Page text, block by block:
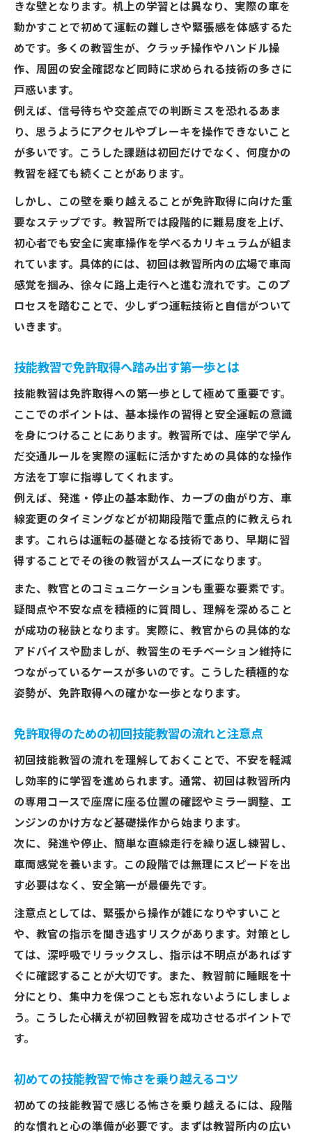
主婦目線で学ぶ教習所の日常と免許取得の
コツ
運転初心者が教習所で得た免許取得の知恵
40代からの免許取得リアル体験に学ぶ安心法
40代の免許取得体験談で知る不安解消法
40代からの免許取得を叶える実践的なコツ
免許取得に挑戦する40代が押さえたいポイ
ント
40代運転免許ブログから学ぶ体験とアドバ
イス
年齢を気にせず免許取得に成功する方法
忙しい主婦でも叶えた免許取得の実践記
主婦が語る免許取得体験と通学の工夫
教習所ブログ主婦体験記に学ぶ継続の秘訣
主婦目線で考える免許取得の時間管理術
きな壁となります。机上の学習とは異なり、実際の車を
動かすことで初めて運転の難しさや緊張感を体感するた
めです。多くの教習生が、クラッチ操作やハンドル操
作、周囲の安全確認など同時に求められる技術の多さに
戸惑います。
例えば、信号待ちや交差点での判断ミスを恐れるあま
り、思うようにアクセルやブレーキを操作できないこと
が多いです。こうした課題は初回だけでなく、何度かの
教習を経ても続くことがあります。
しかし、この壁を乗り越えることが免許取得に向けた重
要なステップです。教習所では段階的に難易度を上げ、
初心者でも安全に実車操作を学べるカリキュラムが組ま
れています。具体的には、初回は教習所内の広場で車両
感覚を掴み、徐々に路上走行へと進む流れです。このプ
ロセスを踏むことで、少しずつ運転技術と自信がついて
いきます。
技能教習で免許取得へ踏み出す第一歩とは
技能教習は免許取得への第一歩として極めて重要です。
ここでのポイントは、基本操作の習得と安全運転の意識
を身につけることにあります。教習所では、座学で学ん
だ交通ルールを実際の運転に活かすための具体的な操作
方法を丁寧に指導してくれます。
例えば、発進・停止の基本動作、カーブの曲がり方、車
線変更のタイミングなどが初期段階で重点的に教えられ
ます。これらは運転の基礎となる技術であり、早期に習
得することでその後の教習がスムーズになります。
また、教官とのコミュニケーションも重要な要素です。
疑問点や不安な点を積極的に質問し、理解を深めること
が成功の秘訣となります。実際に、教官からの具体的な
アドバイスや励ましが、教習生のモチベーション維持に
つながっているケースが多いのです。こうした積極的な
姿勢が、免許取得への確かな一歩となります。
免許取得のための初回技能教習の流れと注意点
初回技能教習の流れを理解しておくことで、不安を軽減
し効率的に学習を進められます。通常、初回は教習所内
の専用コースで座席に座る位置の確認やミラー調整、エ
ンジンのかけ方など基礎操作から始まります。
次に、発進や停止、簡単な直線走行を繰り返し練習し、
車両感覚を養います。この段階では無理にスピードを出
す必要はなく、安全第一が最優先です。
注意点としては、緊張から操作が雑になりやすいこと
や、教官の指示を聞き逃すリスクがあります。対策とし
ては、深呼吸でリラックスし、指示は不明点があればす
ぐに確認することが大切です。また、教習前に睡眠を十
分にとり、集中力を保つことも忘れないようにしましょ
う。こうした心構えが初回教習を成功させるポイントで
す。
初めての技能教習で怖さを乗り越えるコツ
初めての技能教習で感じる怖さを乗り越えるには、段階
的な慣れと心の準備が必要です。まずは教習所内の広い